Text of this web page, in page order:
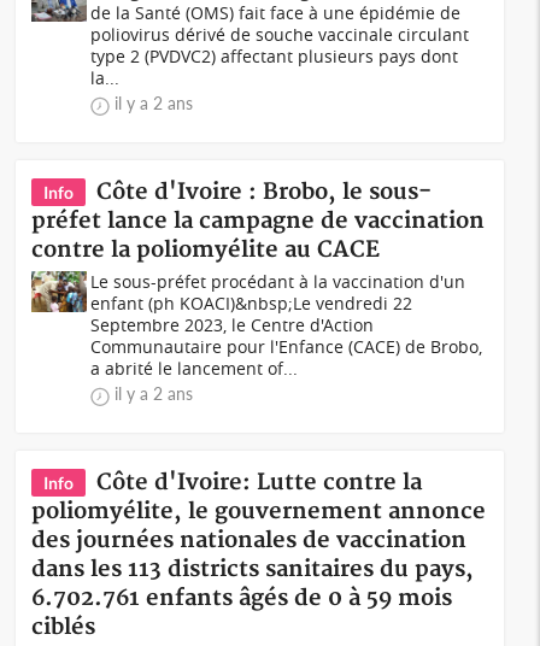
de la Santé (OMS) fait face à une épidémie de
poliovirus dérivé de souche vaccinale circulant
type 2 (PVDVC2) affectant plusieurs pays dont
la...
il y a 2 ans
Info
Côte d'Ivoire : Brobo, le sous-
préfet lance la campagne de vaccination
contre la poliomyélite au CACE
Le sous-préfet procédant à la vaccination d'un
enfant (ph KOACI)&nbsp;Le vendredi 22
Septembre 2023, le Centre d'Action
Communautaire pour l'Enfance (CACE) de Brobo,
a abrité le lancement of...
il y a 2 ans
Info
Côte d'Ivoire: Lutte contre la
poliomyélite, le gouvernement annonce
des journées nationales de vaccination
dans les 113 districts sanitaires du pays,
6.702.761 enfants âgés de 0 à 59 mois
ciblés